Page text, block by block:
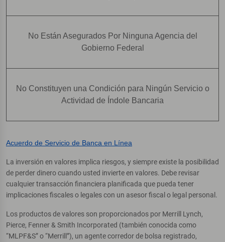
No Están Asegurados Por Ninguna Agencia del
Gobierno Federal
No Constituyen una Condición para Ningún Servicio o
Actividad de Índole Bancaria
Acuerdo de Servicio de Banca en Línea
La inversión en valores implica riesgos, y siempre existe la posibilidad
de perder dinero cuando usted invierte en valores. Debe revisar
cualquier transacción financiera planificada que pueda tener
implicaciones fiscales o legales con un asesor fiscal o legal personal.
Los productos de valores son proporcionados por Merrill Lynch,
Pierce, Fenner & Smith Incorporated (también conocida como
“MLPF&S” o “Merrill”), un agente corredor de bolsa registrado,